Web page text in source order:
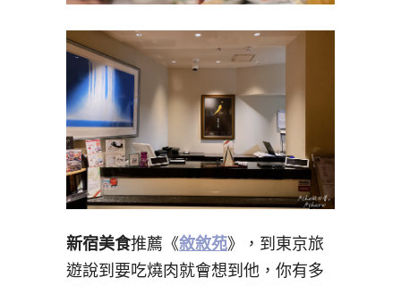
新宿美食推薦《敘敘苑》，到東京旅
遊說到要吃燒肉就會想到他，你有多